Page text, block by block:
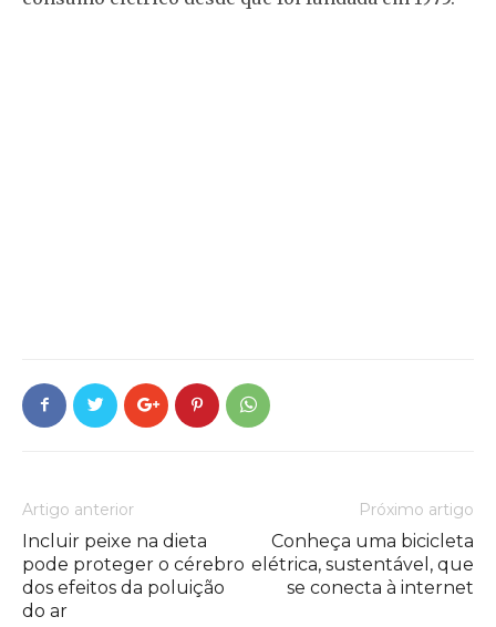
Artigo anterior
Incluir peixe na dieta
pode proteger o cérebro
dos efeitos da poluição
do ar
Próximo artigo
Conheça uma bicicleta
elétrica, sustentável, que
se conecta à internet